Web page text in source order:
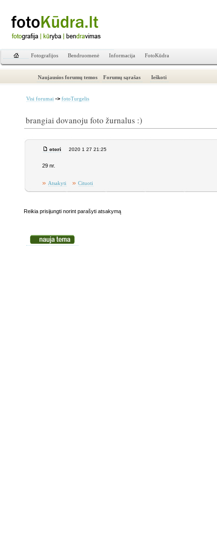
Fotografijos Bendruomenė Informacija FotoKūdra
Naujausios forumų temos Forumų sąrašas Ieškoti
Visi forumai -> fotoTurgelis
brangiai dovanoju foto žurnalus :)
otori 2020 1 27 21:25
29 nr.
» Atsakyti » Cituoti
Reikia prisijungti norint parašyti atsakymą